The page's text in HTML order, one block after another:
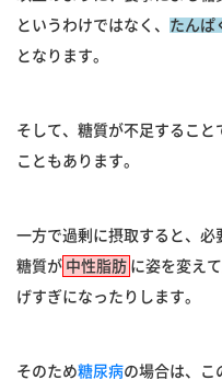
というわけではなく、 たんぱ
となります。
そして、糖質が不足すること
こともあります。
一方で過剰に摂取すると、必
糖質が 中性脂肪 に姿を変えて
げすぎになったりします。
そのため糖尿病の場合は、こ